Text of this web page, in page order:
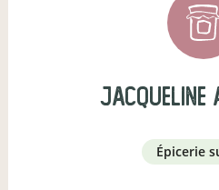
jacqueline
épicerie